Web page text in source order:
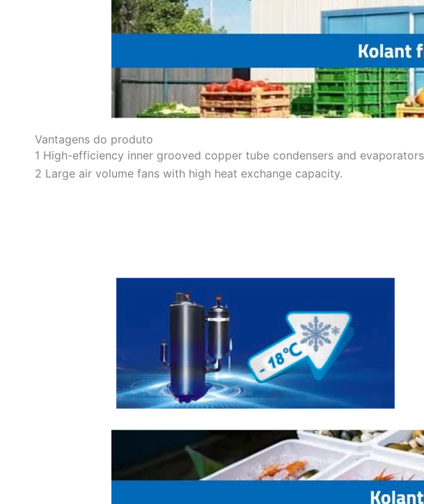
Vantagens do produto
1 High-efficiency inner grooved copper tube condensers and
2 Large air volume fans with high heat exchange capacity.